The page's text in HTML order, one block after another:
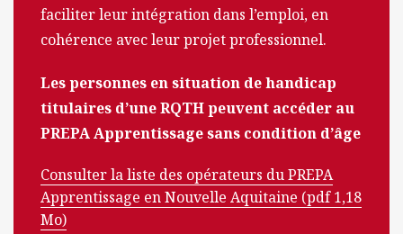
faciliter leur intégration dans l’emploi, en
cohérence avec leur projet professionnel.
Les personnes en situation de handicap
titulaires d’une RQTH peuvent accéder au
PREPA Apprentissage sans condition d’âge
Consulter la liste des opérateurs du PREPA
Apprentissage en Nouvelle Aquitaine (pdf 1,18
Mo)